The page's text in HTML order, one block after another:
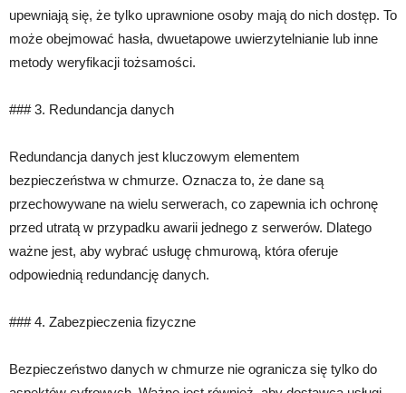
upewniają się, że tylko uprawnione osoby mają do nich dostęp. To
może obejmować hasła, dwuetapowe uwierzytelnianie lub inne
metody weryfikacji tożsamości.
### 3. Redundancja danych
Redundancja danych jest kluczowym elementem
bezpieczeństwa w chmurze. Oznacza to, że dane są
przechowywane na wielu serwerach, co zapewnia ich ochronę
przed utratą w przypadku awarii jednego z serwerów. Dlatego
ważne jest, aby wybrać usługę chmurową, która oferuje
odpowiednią redundancję danych.
### 4. Zabezpieczenia fizyczne
Bezpieczeństwo danych w chmurze nie ogranicza się tylko do